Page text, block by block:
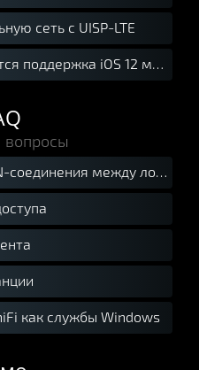
сеть с UISP-LTE
12 мобильной версией UniFi Protect
вопросы
локальными сетями с помощью USG.
как службы Windows